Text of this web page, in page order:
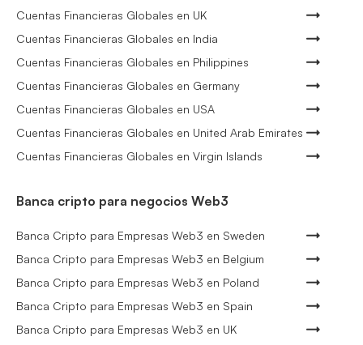
Cuentas Financieras Globales en UK
Cuentas Financieras Globales en India
Cuentas Financieras Globales en Philippines
Cuentas Financieras Globales en Germany
Cuentas Financieras Globales en USA
Cuentas Financieras Globales en United Arab Emirates
Cuentas Financieras Globales en Virgin Islands
Banca cripto para negocios Web3
Banca Cripto para Empresas Web3 en Sweden
Banca Cripto para Empresas Web3 en Belgium
Banca Cripto para Empresas Web3 en Poland
Banca Cripto para Empresas Web3 en Spain
Banca Cripto para Empresas Web3 en UK